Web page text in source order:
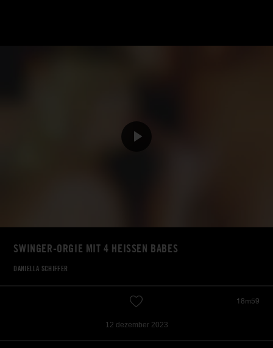
SWINGER-ORGIE MIT 4 HEISSEN BABES
DANIELLA SCHIFFER
18m59
12 dezember 2023